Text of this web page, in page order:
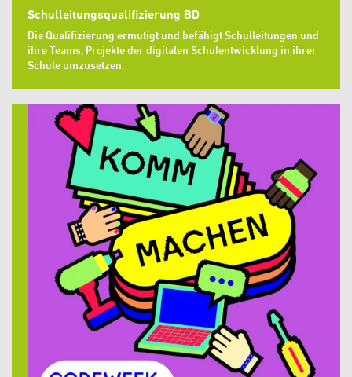
Schulleitungsqualifizierung BD
Die Qualifizierung ermutigt und befähigt Schulleitungen und
ihre Teams, Projekte der digitalen Schulentwicklung in ihrer
Schule umzusetzen.